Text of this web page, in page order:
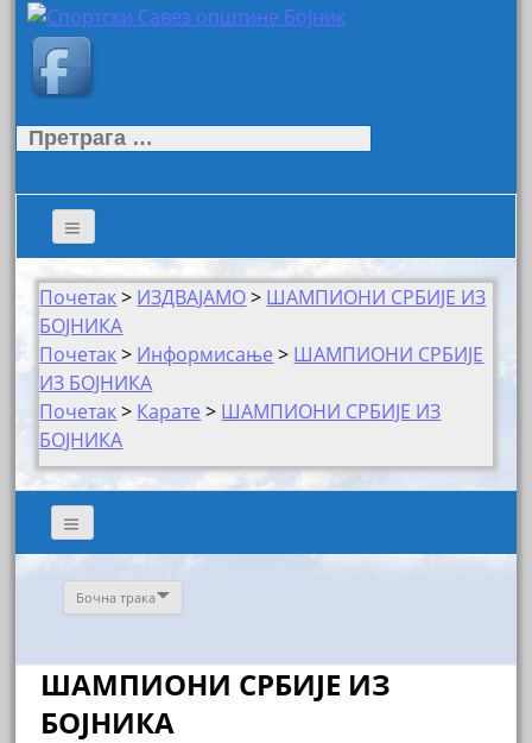
Претрага
Почетак> ИЗДВАЈАМО> ШАМПИОНИ СРБИЈЕ ИЗ
БОЈНИКА
Почетак> Информисање > ШАМПИОНИ СРБИЈЕ
ИЗ БОЈНИКА
Почетак> Карате > ШАМПИОНИ СРБИЈЕ ИЗ
БОЈНИКА
Бочна трака
ШАМПИОНИ СРБИЈЕ ИЗ
БОЈНИКА